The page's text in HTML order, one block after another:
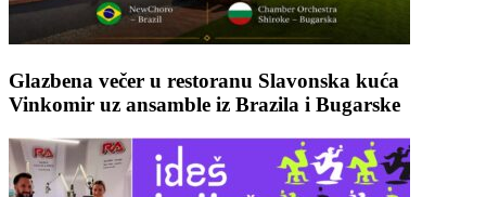
Glazbena večer u restoranu Slavonska kuća
Vinkomir uz ansamble iz Brazila i Bugarske